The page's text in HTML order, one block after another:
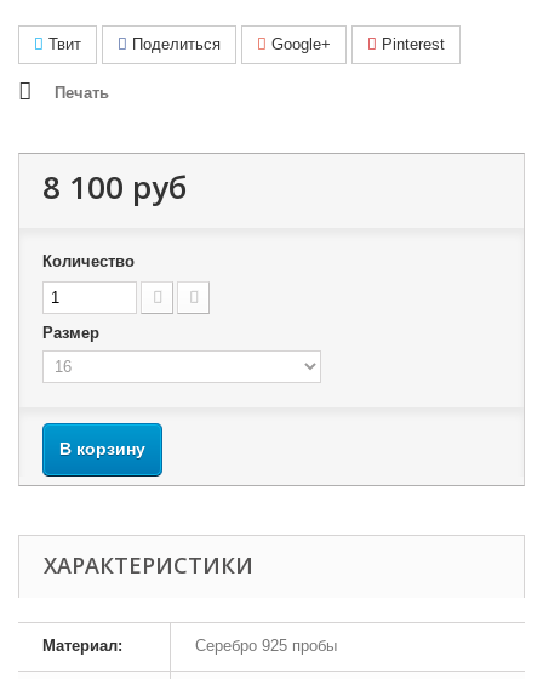
Твит Поделиться Google+ Pinterest
Печать
8 100 руб
Количество
Размер
В корзину
ХАРАКТЕРИСТИКИ
Материал: Серебро 925 пробы